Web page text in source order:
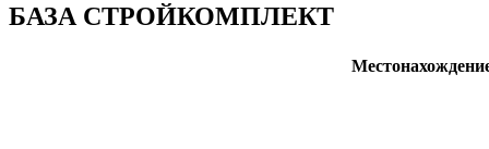
БАЗА СТРОЙКОМПЛЕКТ